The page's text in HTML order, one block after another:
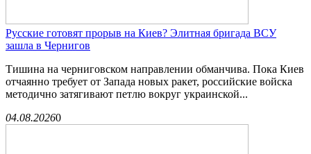
Русские готовят прорыв на Киев? Элитная бригада ВСУ
зашла в Чернигов
Тишина на черниговском направлении обманчива. Пока Киев
отчаянно требует от Запада новых ракет, российские войска
методично затягивают петлю вокруг украинской...
04.08.20260